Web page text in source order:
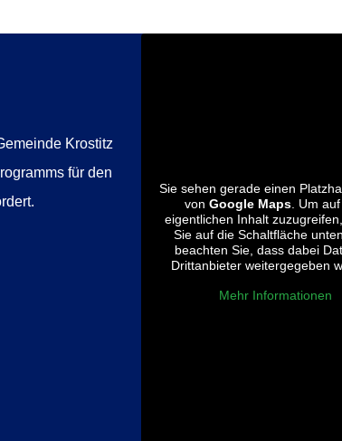
Krostitz
für den
Sie sehen gerade einen
vonGoogle Maps. Um
eigentlichen Inhalt
Sie auf die Schaltfläche
beachten Sie, dass dabei
Drittanbieter weitergegeben
Mehr Informationen